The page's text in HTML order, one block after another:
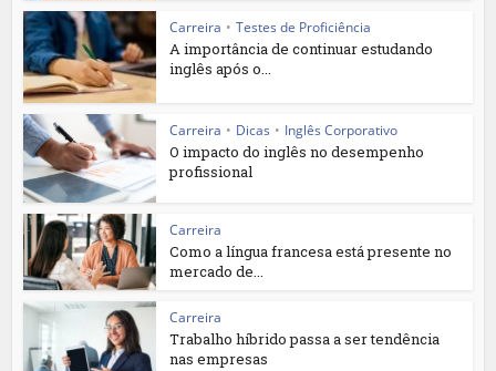
Carreira • Testes de Proficiência
A importância de continuar estudando
inglês após o...
Carreira • Dicas • Inglês Corporativo
O impacto do inglês no desempenho
profissional
Carreira
Como a língua francesa está presente no
mercado de...
Carreira
Trabalho híbrido passa a ser tendência
nas empresas